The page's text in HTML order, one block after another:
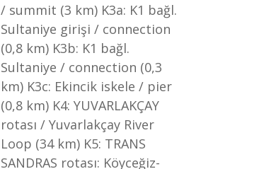
/ summit (3 km) K3a: K1 bağl.
Sultaniye girişi / connection
(0,8 km) K3b: K1 bağl.
Sultaniye / connection (0,3
km) K3c: Ekincik iskele / pier
(0,8 km) K4: YUVARLAKÇAY
rotası / Yuvarlakçay River
Loop (34 km) K5: TRANS
SANDRAS rotası: Köyceğiz-